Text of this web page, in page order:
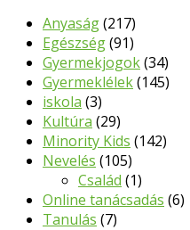
Anyaság(217)
Egészség(91)
Gyermekjogok(34)
Gyermeklélek(145)
iskola (3)
Kultúra (29)
Minority Kids (142)
Nevelés (105)
Család (1)
Online tanácsadás (6)
Tanulás (7)